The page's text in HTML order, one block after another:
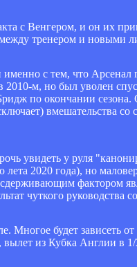
с Венгером, и он их
тренером и новыми
с тем, что Арсенал
м, но был уволен
по окончании
вмешательства
увидеть у руля
2020 года), но
фактором
чуткого руководства
будет зависеть от
вылет из Кубка Англии